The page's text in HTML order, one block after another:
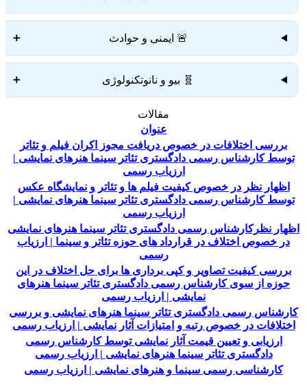
🚨 ایمنی و حوادث ➕
🧬 بیو و نانوتکنولوژی ➕
مقالات
عنوان
بررسی اختلافات در خصوص دریافت مجوز اکران فیلم و تئاتر
توسط کارشناس رسمی دادگستری تئاتر سینما هنر‌های نمایشی |
ارزیاب رسمی
اظهار نظر در خصوص کیفیت فیلم ها و تئاتر و نمایشگاه عکس
توسط کارشناس رسمی دادگستری تئاتر سینما هنر‌های نمایشی |
ارزیاب رسمی
اظهار نظرکارشناس رسمی دادگستری تئاتر سینما هنر‌های نمایشی
در خصوص اختلاف در قرارداد های حوزه تئاتر و سینما | ارزیاب
رسمی
بررسی کیفیت تصاویر و کپی برداری ها برای حل اختلاف در این
حوزه از سوی کارشناس رسمی دادگستری تئاتر سینما هنر‌های
نمایشی | ارزیاب رسمی
کارشناس رسمی دادگستری تئاتر سینما هنر‌های نمایشی و بررسی
اختلافات در خصوص رتبه و امتیازات آثار نمایشی | ارزیاب رسمی
ارزیابی و تعیین قیمت آثار نمایشی توسط کارشناس رسمی
دادگستری تئاتر سینما هنر‌های نمایشی | ارزیاب رسمی
کارشناسی رسمی سینما و هنرهای نمایشی | ارزیاب رسمی